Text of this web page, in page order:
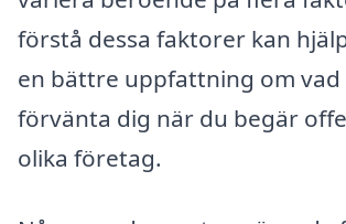
förstå dessa faktorer kan
en bättre uppfattning om vad
förvänta dig när du begär
olika företag.